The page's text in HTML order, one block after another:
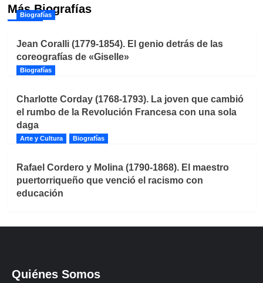
Más Biografías
Biografías
Jean Coralli (1779-1854). El genio detrás de las
coreografías de «Giselle»
Biografías
Charlotte Corday (1768-1793). La joven que cambió
el rumbo de la Revolución Francesa con una sola
daga
Arte y Cultura Biografías
Rafael Cordero y Molina (1790-1868). El maestro
puertorriqueño que venció el racismo con
educación
Quiénes Somos